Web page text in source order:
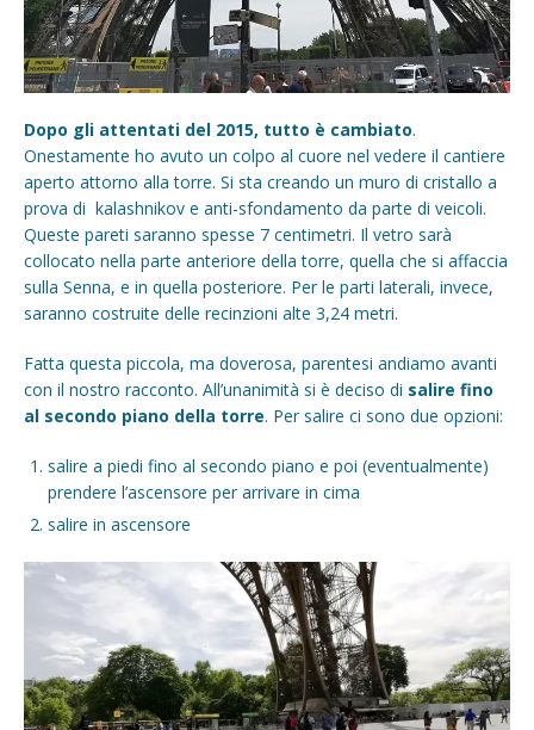
Dopo gli attentati del 2015, tutto è cambiato.
Onestamente ho avuto un colpo al cuore nel vedere il cantiere
aperto attorno alla torre. Si sta creando un muro di cristallo a
prova di kalashnikov e anti-sfondamento da parte di veicoli.
Queste pareti saranno spesse 7 centimetri. Il vetro sarà
collocato nella parte anteriore della torre, quella che si affaccia
sulla Senna, e in quella posteriore. Per le parti laterali, invece,
saranno costruite delle recinzioni alte 3,24 metri.
Fatta questa piccola, ma doverosa, parentesi andiamo avanti
con il nostro racconto. All’unanimità si è deciso di salire fino
al secondo piano della torre. Per salire ci sono due opzioni:
salire a piedi fino al secondo piano e poi (eventualmente)
prendere l’ascensore per arrivare in cima
salire in ascensore